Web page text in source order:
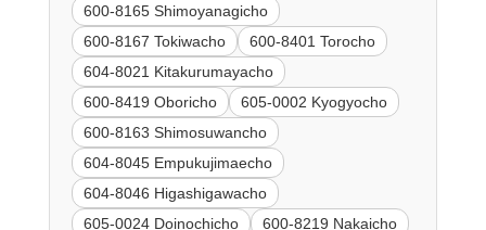
600-8165 Shimoyanagicho
600-8167 Tokiwacho
600-8401 Torocho
604-8021 Kitakurumayacho
600-8419 Oboricho
605-0002 Kyogyocho
600-8163 Shimosuwancho
604-8045 Empukujimaecho
604-8046 Higashigawacho
605-0024 Doinochicho
600-8219 Nakaicho